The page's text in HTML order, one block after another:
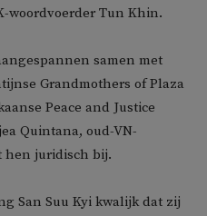
woordvoerder Tun Khin.
samen met
Grandmothers of Plaza
Peace and Justice
Quintana, oud-VN-
hen juridisch bij.
San Suu Kyi kwalijk dat zij